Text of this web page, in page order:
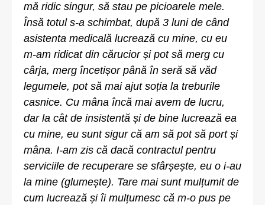
mă ridic singur, să stau pe picioarele mele.
Însă totul s-a schimbat, după 3 luni de când
asistenta medicală lucrează cu mine, cu eu
m-am ridicat din cărucior și pot să merg cu
cârja, merg încetișor până în seră să văd
legumele, pot să mai ajut soția la treburile
casnice. Cu mâna încă mai avem de lucru,
dar la cât de insistentă și de bine lucrează ea
cu mine, eu sunt sigur că am să pot să port și
mâna. I-am zis că dacă contractul pentru
serviciile de recuperare se sfârșește, eu o i-au
la mine (glumește). Tare mai sunt mulțumit de
cum lucrează și îi mulțumesc că m-o pus pe